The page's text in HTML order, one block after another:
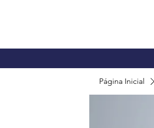
Página Inicial